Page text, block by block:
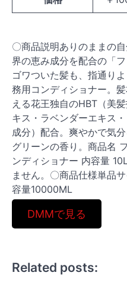
〇商品説明ありのままの
界の恵み成分を配合の「
ゴワついた髪も、指通り
務用コンディショナー。
える花王独自のHBT（美
キス・ラベンダーエキス
成分）配合。爽やかで気
グリーンの香り。商品名
ンディショナー 内容量
ません。〇商品仕様単品
容量10000ML
DMMで見る
Related posts: